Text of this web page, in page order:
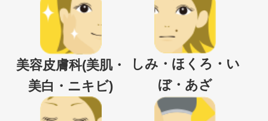
美容皮膚科(美肌・
美白・ニキビ)
しみ・ほくろ・い
ぼ・あざ